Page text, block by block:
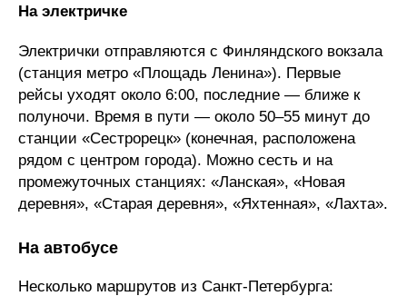
На электричке
Электрички отправляются с Финляндского вокзала
(станция метро «Площадь Ленина»). Первые
рейсы уходят около 6:00, последние — ближе к
полуночи. Время в пути — около 50–55 минут до
станции «Сестрорецк» (конечная, расположена
рядом с центром города). Можно сесть и на
промежуточных станциях: «Ланская», «Новая
деревня», «Старая деревня», «Яхтенная», «Лахта».
На автобусе
Несколько маршрутов из Санкт-Петербурга: